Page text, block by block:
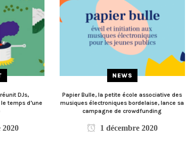
DJs,
temps d’une
2020
NEWS
Papier Bulle, la petite école associative des
musiques électroniques bordelaise, lance sa
campagne de crowdfunding
1 décembre 2020